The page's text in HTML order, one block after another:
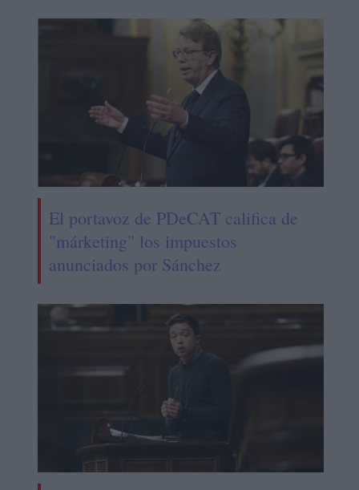
El portavoz de PDeCAT califica de
"márketing" los impuestos
anunciados por Sánchez